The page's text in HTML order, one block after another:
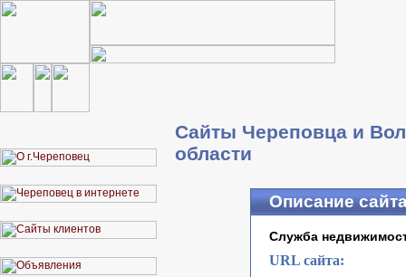
Сайты Череповца и
области
Описание
Служба
URL сайта: